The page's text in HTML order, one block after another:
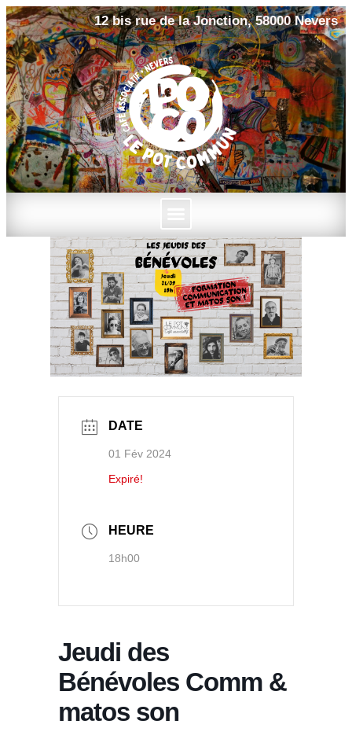
12 bis rue de la Jonction, 58000 Nevers
DATE
01 Fév 2024
Expiré!
HEURE
18h00
Jeudi des
Bénévoles Comm &
matos son